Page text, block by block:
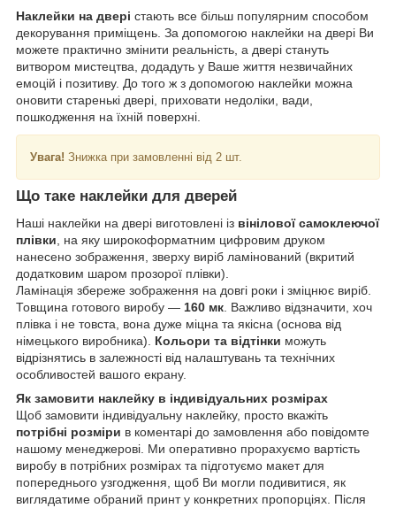
Наклейки на двері стають все більш популярним способом
декорування приміщень. За допомогою наклейки на двері Ви
можете практично змінити реальність, а двері стануть
витвором мистецтва, додадуть у Ваше життя незвичайних
емоцій і позитиву. До того ж з допомогою наклейки можна
оновити старенькі двері, приховати недоліки, вади,
пошкодження на їхній поверхні.
Увага! Знижка при замовленні від 2 шт.
Що таке наклейки для дверей
Наші наклейки на двері виготовлені із вінілової самоклеючої
плівки, на яку широкоформатним цифровим друком
нанесено зображення, зверху виріб ламінований (вкритий
додатковим шаром прозорої плівки).
Ламінація збереже зображення на довгі роки і зміцнює виріб.
Товщина готового виробу — 160 мк. Важливо відзначити, хоч
плівка і не товста, вона дуже міцна та якісна (основа від
німецького виробника). Кольори та відтінки можуть
відрізнятись в залежності від налаштувань та технічних
особливостей вашого екрану.
Як замовити наклейку в індивідуальних розмірах
Щоб замовити індивідуальну наклейку, просто вкажіть
потрібні розміри в коментарі до замовлення або повідомте
нашому менеджерові. Ми оперативно прорахуємо вартість
виробу в потрібних розмірах та підготуємо макет для
попереднього узгодження, щоб Ви могли подивитися, як
виглядатиме обраний принт у конкретних пропорціях. Після